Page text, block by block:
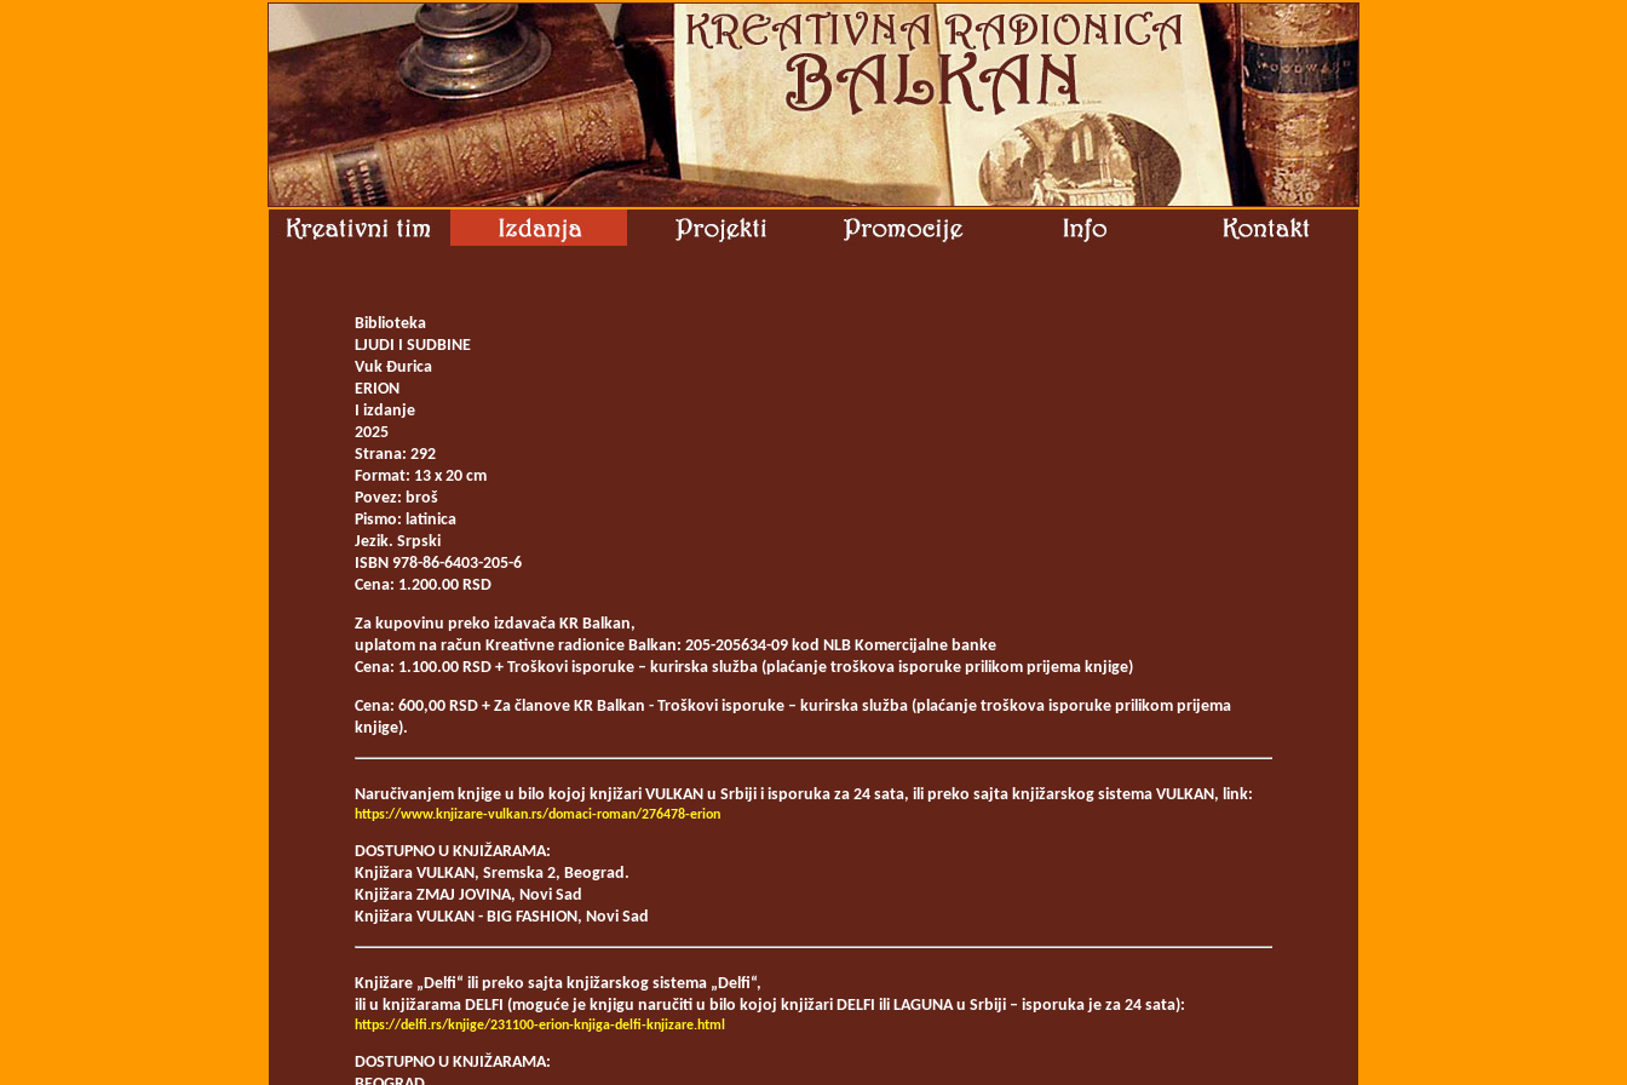
Biblioteka
LJUDI I SUDBINE
Vuk Đurica
ERION
I izdanje
2025
Strana: 292
Format: 13 x 20 cm
Povez: broš
Pismo: latinica
Jezik. Srpski
ISBN 978-86-6403-205-6
Cena: 1.200.00 RSD
Za kupovinu preko izdavača KR Balkan,
uplatom na račun Kreativne radionice Balkan: 205-205634-09 kod NLB Komercijalne banke
Cena: 1.100.00 RSD + Troškovi isporuke – kurirska služba (plaćanje troškova isporuke prilikom prijema knjige)
Cena: 600,00 RSD + Za članove KR Balkan - Troškovi isporuke – kurirska služba (plaćanje troškova isporuke prilikom prijema
knjige).
Naručivanjem knjige u bilo kojoj knjižari VULKAN u Srbiji i isporuka za 24 sata, ili preko sajta knjižarskog sistema VULKAN, link:
https://www.knjizare-vulkan.rs/domaci-roman/276478-erion
DOSTUPNO U KNJIŽARAMA:
Knjižara VULKAN, Sremska 2, Beograd.
Knjižara ZMAJ JOVINA, Novi Sad
Knjižara VULKAN - BIG FASHION, Novi Sad
Knjižare „Delfi“ ili preko sajta knjižarskog sistema „Delfi“,
ili u knjižarama DELFI (moguće je knjigu naručiti u bilo kojoj knjižari DELFI ili LAGUNA u Srbiji – isporuka je za 24 sata):
https://delfi.rs/knjige/231100-erion-knjiga-delfi-knjizare.html
DOSTUPNO U KNJIŽARAMA: